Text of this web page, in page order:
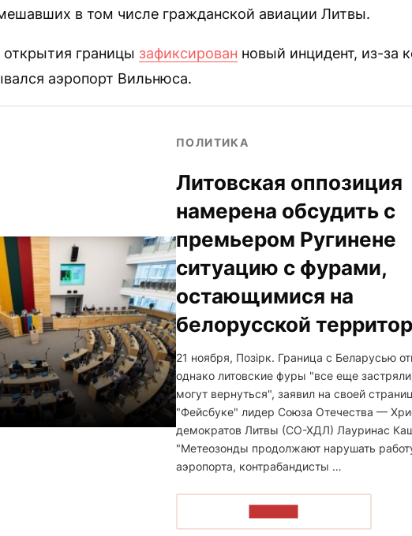
в том числе гражданской авиации Литвы.
границы зафиксирован новый инцидент, из-за
аэропорт Вильнюса.
ПОЛИТИКА
Литовская оппозиция
намерена обсудить с
премьером Ругинене
ситуацию с фурами,
остающимися на
белорусской
21 ноября, Позірк. Граница с Беларусью
однако литовские фуры "все еще
могут вернуться", заявил на своей
"Фейсбуке" лидер Союза Отечества —
демократов Литвы (СО-ХДЛ) Лауринас
"Метеозонды продолжают нарушать
аэропорта, контрабандисты …